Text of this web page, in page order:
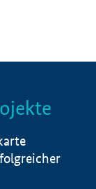
Info